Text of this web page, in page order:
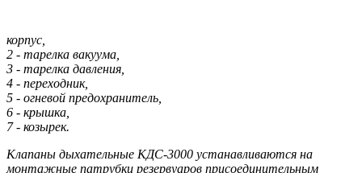
корпус,
2 - тарелка вакуума,
3 - тарелка давления,
4 - переходник,
5 - огневой предохранитель,
6 - крышка,
7 - козырек.
Клапаны дыхательные КДС-3000 устанавливаются на
монтажные патрубки резервуаров присоединительным